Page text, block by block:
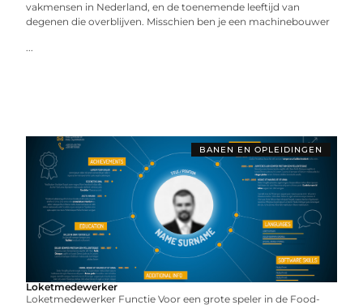
vakmensen in Nederland, en de toenemende leeftijd van
degenen die overblijven. Misschien ben je een machinebouwer
...
BANEN EN OPLEIDINGEN
Loketmedewerker
Loketmedewerker Functie Voor een grote speler in de Food-